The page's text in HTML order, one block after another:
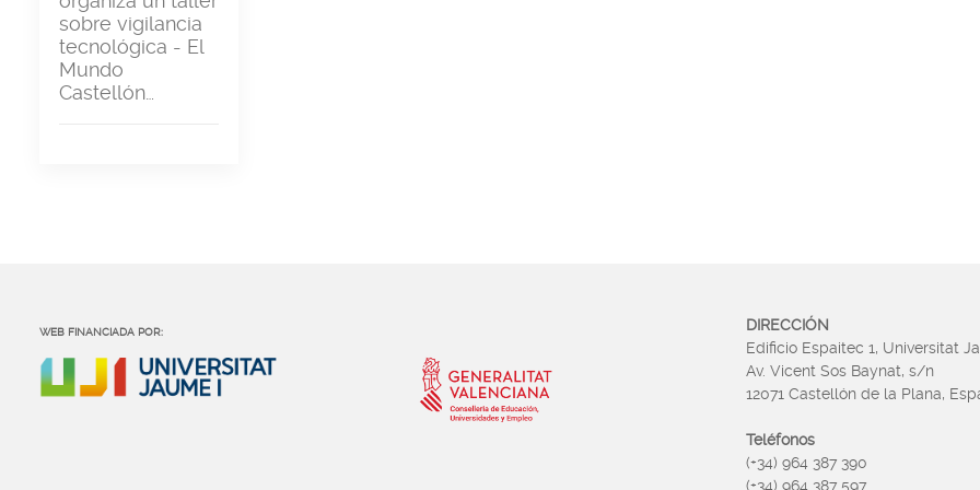
sobre vigilancia
tecnológica - El
Mundo
Castellón…
WEB FINANCIADA POR:
DIRECCIÓN
Edificio Espaitec 1, Universitat
Av. Vicent Sos Baynat, s/n
12071 Castellón de la Plana,
Teléfonos
(+34) 964 387 390
(+34) 964 387 597